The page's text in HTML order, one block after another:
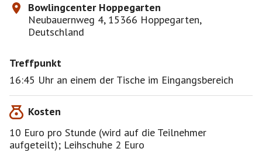
Bowlingcenter Hoppegarten
Neubauernweg 4, 15366 Hoppegarten,
Deutschland
Treffpunkt
16:45 Uhr an einem der Tische im Eingangsbereich
Kosten
10 Euro pro Stunde (wird auf die Teilnehmer
aufgeteilt); Leihschuhe 2 Euro